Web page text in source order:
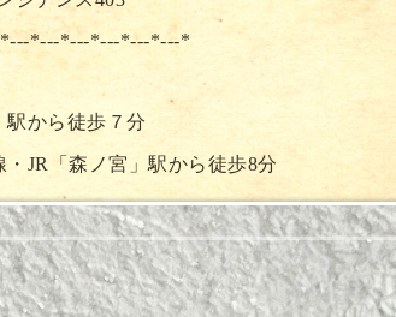
*---*---*---*---*---*
から徒歩７分
JR「森ノ宮」駅から徒歩8分